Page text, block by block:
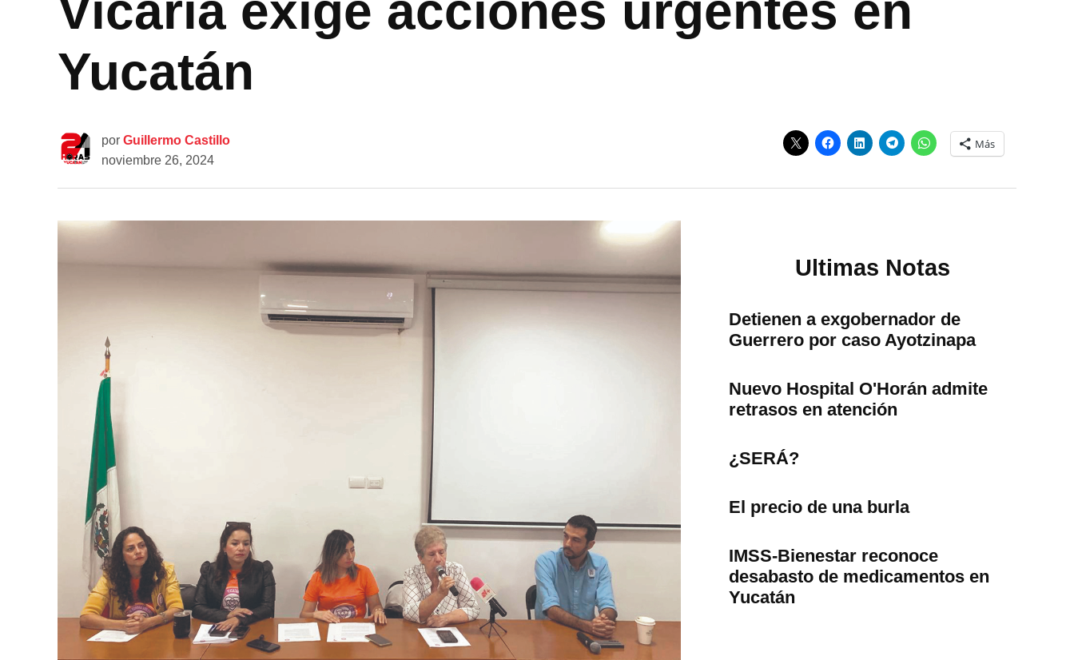
Yucatán
por Guillermo Castillo
noviembre 26, 2024
Más
Ultimas Notas
Detienen a exgobernador de
Guerrero por caso Ayotzinapa
Nuevo Hospital O'Horán admite
retrasos en atención
¿SERÁ?
El precio de una burla
IMSS-Bienestar reconoce
desabasto de medicamentos en
Yucatán